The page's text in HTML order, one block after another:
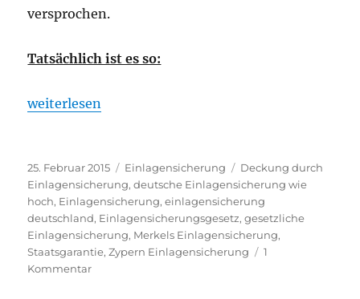
versprochen.
Tatsächlich ist es so:
„Wird im Notfall die Einlagensicherung Ihr Geld
weiterlesen
Veröffentlicht
am
25. Februar 2015 Kategorien
Einlagensicherung Schlagwörter
Deckung durch
Einlagensicherung,deutsche Einlagensicherung wie
hoch, Einlagensicherung,einlagensicherung
deutschland, Einlagensicherungsgesetz,gesetzliche
Einlagensicherung, Merkels Einlagensicherung,
Staatsgarantie,Zypern Einlagensicherung
1
Kommentarzu